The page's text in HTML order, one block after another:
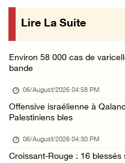
Croissant-Rouge : 8
Lire La Suite
Environ 58 000 cas de
bande
06/August/2026 04:58 PM
Offensive israélienne à
Palestiniens bles
06/August/2026 04:30 PM
Croissant-Rouge : 16 blessés